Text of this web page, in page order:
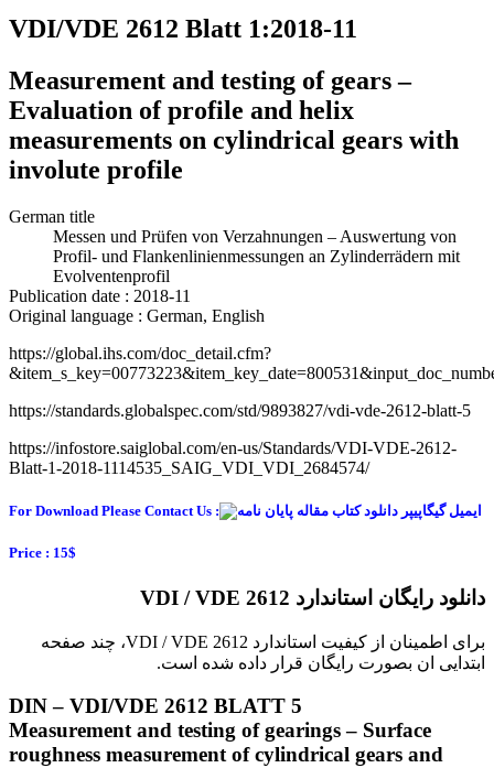
VDI/VDE 2612 Blatt 1:2018-11
Measurement and testing of gears –
Evaluation of profile and helix
measurements on cylindrical gears with
involute profile
German title
Messen und Prüfen von Verzahnungen – Auswertung von
Profil- und Flankenlinienmessungen an Zylinderrädern mit
Evolventenprofil
Publication date : 2018-11
Original language : German, English
https://global.ihs.com/doc_detail.cfm?
https://standards.globalspec.com/std/9893827/vdi-vde-2612-blatt-5
https://infostore.saiglobal.com/en-us/Standards/VDI-VDE-2612-
Blatt-1-2018-1114535_SAIG_VDI_VDI_2684574/
For Download Please Contact Us :
Price : 15$
دانلود رایگان استاندارد VDI / VDE 2612
برای اطمینان از کیفیت استاندارد VDI / VDE 2612، چند صفحه
ابتدایی ان بصورت رایگان قرار داده شده است.
DIN – VDI/VDE 2612 BLATT 5
Measurement and testing of gearings – Surface
roughness measurement of cylindrical gears and